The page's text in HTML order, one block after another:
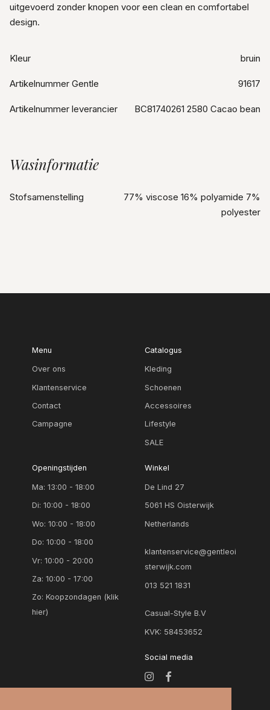
uitgevoerd zonder knopen voor een clean en comfortabel
design.
Kleur bruin
Artikelnummer Gentle 91617
Artikelnummer leverancier BC81740261 2580 Cacao bean
Wasinformatie
Stofsamenstelling
77% viscose 16% polyamide 7%
polyester
Menu
Over ons
Klantenservice
Contact
Campagne
Catalogus
Kleding
Schoenen
Accessoires
Lifestyle
SALE
Openingstijden
Ma: 13:00 - 18:00
Di: 10:00 - 18:00
Wo: 10:00 - 18:00
Do: 10:00 - 18:00
Vr: 10:00 - 20:00
Za: 10:00 - 17:00
Zo:Koopzondagen (klik
hier)
Winkel
De Lind 27
5061 HS Oisterwijk
Netherlands
klantenservice@gentleoi
sterwijk.com
013 521 1831
Casual-Style B.V
KVK: 58453652
Social media